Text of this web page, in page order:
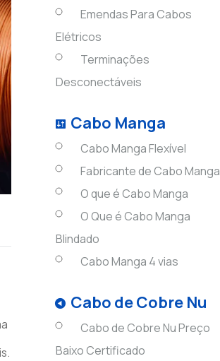
Emendas Para Cabos
Elétricos
Terminações
Desconectáveis
Cabo Manga
Cabo Manga Flexível
Fabricante de Cabo Manga
O que é Cabo Manga
O Que é Cabo Manga
Blindado
Cabo Manga 4 vias
Cabo de Cobre Nu
Cabo de Cobre Nu Preço
Baixo Certificado